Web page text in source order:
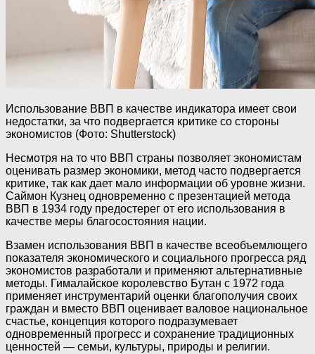
Использование ВВП в качестве индикатора имеет свои
недостатки, за что подвергается критике со стороны
экономистов (Фото: Shutterstock)
Несмотря на то что ВВП страны позволяет экономистам
оценивать размер экономики, метод часто подвергается
критике, так как дает мало информации об уровне жизни.
Саймон Кузнец одновременно с презентацией метода
ВВП в 1934 году предостерег от его использования в
качестве меры благосостояния нации.
Взамен использования ВВП в качестве всеобъемлющего
показателя экономического и социального прогресса ряд
экономистов разработали и применяют альтернативные
методы. Гималайское королевство Бутан с 1972 года
применяет инструментарий оценки благополучия своих
граждан и вместо ВВП оценивает валовое национальное
счастье, концепция которого подразумевает
одновременный прогресс и сохранение традиционных
ценностей — семьи, культуры, природы и религии.